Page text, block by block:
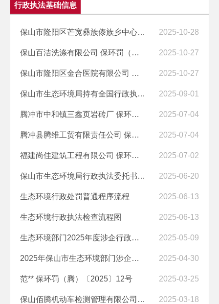
行政执法基础信息
保山市隆阳区芒宽彝族傣族乡中心卫生院（保山市隆阳区芒宽彝族傣族乡妇... 2025-10-28
保山百洁洗涤有限公司 保环罚（隆）〔2025〕11号 2025-10-27
保山市隆阳区金合医院有限公司 保环罚（隆）〔2025〕10号 2025-10-27
保山市生态环境局持有全国行政执法证件人员名单公示 2025-09-01
腾冲市中和镇三鑫页岩砖厂 保环罚（腾）〔2025〕14号 2025-07-04
腾冲县腾维工贸有限责任公司 保环罚（腾）〔2025〕13号 2025-07-04
福建尚佳建筑工程有限公司 保环罚（隆）〔2025〕8号 2025-07-02
保山市生态环境局行政执法委托书（保山市生态环境技术服务和应急处置中心） 2025-06-20
生态环境行政处罚普通程序流程 2025-06-13
生态环境行政执法检查流程图 2025-06-13
生态环境部门2025年度涉企行政检查计划表 2025-05-09
2025年保山市生态环境部门涉企行政检查事项清单 2025-04-30
范** 保环罚（腾）〔2025〕12号 2025-03-25
保山佰腾机动车检测管理有限公司 保环罚（隆）〔2025〕1号 2025-03-18